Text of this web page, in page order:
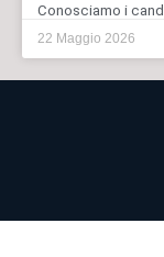
Conosciamo i
22 Maggio 2026